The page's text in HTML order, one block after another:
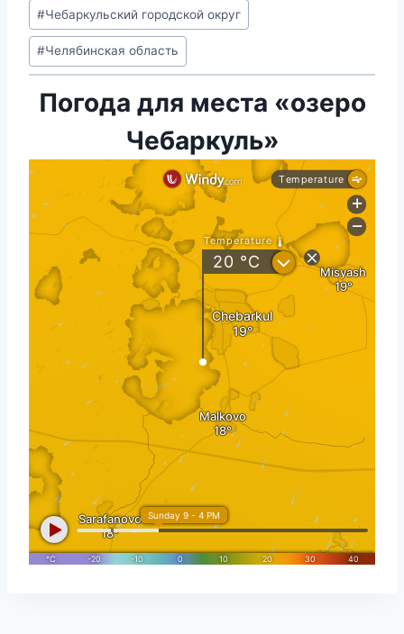
#Чебаркульский городской округ
#Челябинская область
Погода для места «озеро
Чебаркуль»